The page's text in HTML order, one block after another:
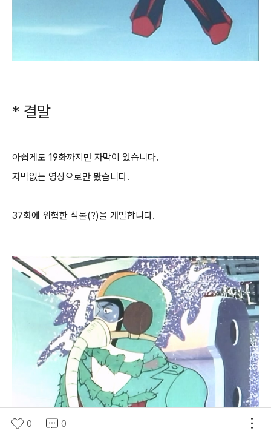
* 결말
아쉽게도 19화까지만 자막이 있습니다.
자막없는 영상으로만 봤습니다.
37화에 위험한 식물(?)을 개발합니다.
0 0